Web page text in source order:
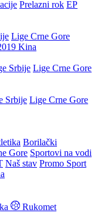
Prelazni rok EP
Lige Crne Gore
Kina
Srbije Lige Crne Gore
Srbije Lige Crne Gore
Borilački
Gore Sportovi na vodi
Naš stav Promo Sport
Rukomet